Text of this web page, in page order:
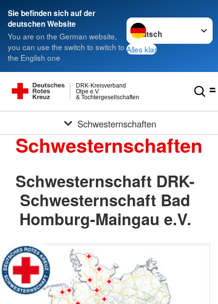
Sie befinden sich auf der
deutschen Website
You are on the German website,
you can use the switch to switch to
the English one
Sprache wechseln zu
Alles klar
& Tochtergesellschaften
Olpe e.V.
DRK-Kreisverband
Schwesternschaften
Schwesternschaften
Schwesternschaft DRK-
Schwesternschaft Bad
Homburg-Maingau e.V.